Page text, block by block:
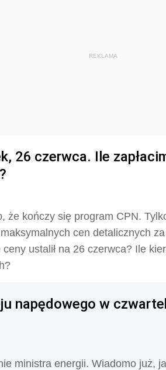
REKLAMA
26 czerwca. Ile
że kończy się program CPN.
cen detalicznych
ustalił na 26 czerwca? Ile
napędowego w
ministra energii. Wiadomo już,